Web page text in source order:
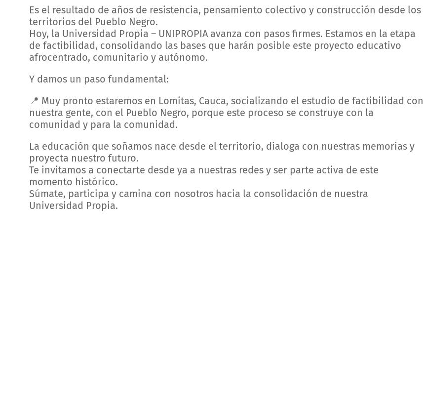
Es el resultado de años de resistencia, pensamiento colectivo y construcción desde los
territorios del Pueblo Negro.
Hoy, la Universidad Propia – UNIPROPIA avanza con pasos firmes. Estamos en la etapa
de factibilidad, consolidando las bases que harán posible este proyecto educativo
afrocentrado, comunitario y autónomo.
Y damos un paso fundamental:
📍 Muy pronto estaremos en Lomitas, Cauca, socializando el estudio de factibilidad con
nuestra gente, con el Pueblo Negro, porque este proceso se construye con la
comunidad y para la comunidad.
La educación que soñamos nace desde el territorio, dialoga con nuestras memorias y
proyecta nuestro futuro.
Te invitamos a conectarte desde ya a nuestras redes y ser parte activa de este
momento histórico.
Súmate, participa y camina con nosotros hacia la consolidación de nuestra
Universidad Propia.